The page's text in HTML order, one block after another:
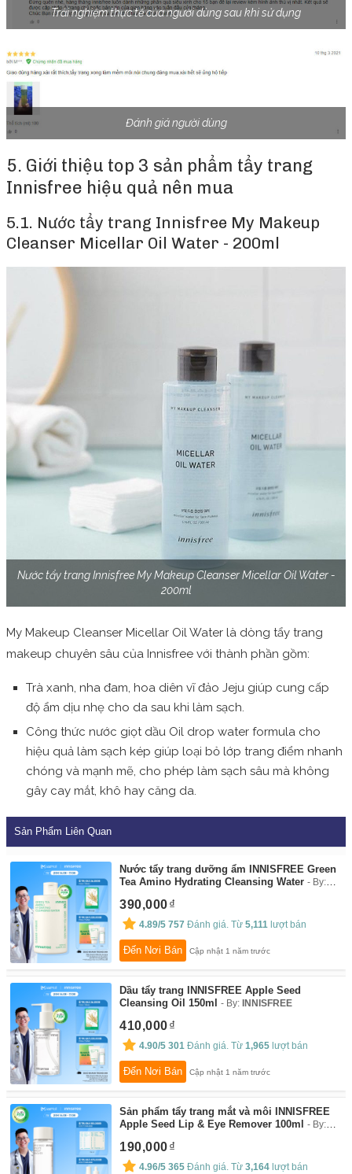
Trải nghiệm thực tế của người dùng sau khi sử dụng
Đánh giá người dùng
5. Giới thiệu top 3 sản phẩm tẩy trang
Innisfree hiệu quả nên mua
5.1. Nước tẩy trang Innisfree My Makeup
Cleanser Micellar Oil Water - 200ml
Nước tẩy trang Innisfree My Makeup Cleanser Micellar Oil Water -
200ml
My Makeup Cleanser Micellar Oil Water là dòng tẩy trang
makeup chuyên sâu của Innisfree với thành phần gồm:
Trà xanh, nha đam, hoa diên vĩ đảo Jeju giúp cung cấp
độ ẩm dịu nhẹ cho da sau khi làm sạch.
Công thức nước giọt dầu Oil drop water formula cho
hiệu quả làm sạch kép giúp loại bỏ lớp trang điểm nhanh
chóng và mạnh mẽ, cho phép làm sạch sâu mà không
gây cay mắt, khô hay căng da.
Sản Phẩm Liên Quan
Nước tẩy trang dưỡng ẩm INNISFREE Green
Tea Amino Hydrating Cleansing Water
By:
390,000
4.89/5 757 Đánh giá. Từ5,111 lượt bán
Đến Nơi Bán Cập nhật 1 năm trước
Dầu tẩy trang INNISFREE Apple Seed
Cleansing Oil 150ml
By:INNISFREE
410,000
4.90/5 301 Đánh giá. Từ1,965 lượt bán
Đến Nơi Bán Cập nhật 1 năm trước
Sản phẩm tẩy trang mắt và môi INNISFREE
Apple Seed Lip & Eye Remover 100ml
By:
190,000
4.96/5 365 Đánh giá. Từ3,164 lượt bán